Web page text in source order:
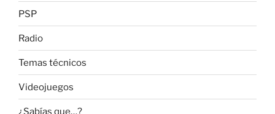
PSP
Radio
Temas técnicos
Videojuegos
¿Sabías que…?